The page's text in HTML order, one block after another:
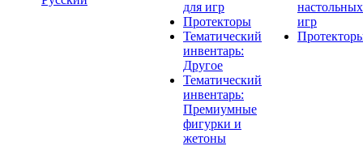
для игр
Протекторы
Тематический
инвентарь:
Другое
Тематический
инвентарь:
Премиумные
фигурки и
жетоны
настольных
игр